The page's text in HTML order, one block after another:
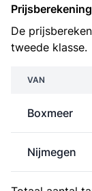
Prijsberekening
De
tweede klasse.
VAN
Boxmeer
Nijmegen